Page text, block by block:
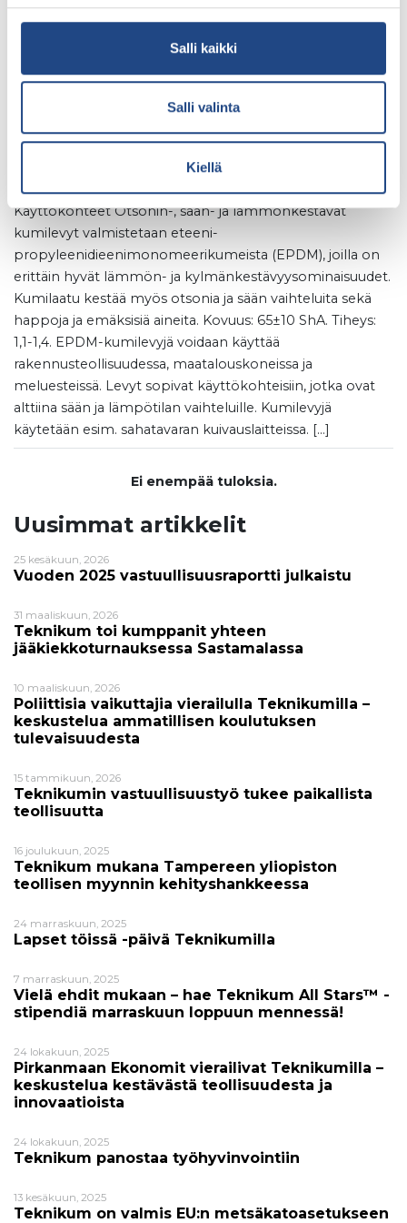
Salli kaikki
Salli valinta
Kiellä
type:Lämmönkestävä
Arkisto: Lämmönkestävä
5 tammikuun, 2022
Teknikum® Kumilevy EPDM
musta 65, lämmönkestävä
Käyttökohteet Otsonin-, sään- ja lämmönkestävät
kumilevyt valmistetaan eteeni-
propyleenidieenimonomeerikumeista (EPDM), joilla on
erittäin hyvät lämmön- ja kylmänkestävyysominaisuudet.
Kumilaatu kestää myös otsonia ja sään vaihteluita sekä
happoja ja emäksisiä aineita. Kovuus: 65±10 ShA. Tiheys:
1,1-1,4. EPDM-kumilevyjä voidaan käyttää
rakennusteollisuudessa, maatalouskoneissa ja
meluesteissä. Levyt sopivat käyttökohteisiin, jotka ovat
alttiina sään ja lämpötilan vaihteluille. Kumilevyjä
käytetään esim. sahatavaran kuivauslaitteissa. […]
Ei enempää tuloksia.
Uusimmat artikkelit
25 kesäkuun, 2026
Vuoden 2025 vastuullisuusraportti julkaistu
31 maaliskuun, 2026
Teknikum toi kumppanit yhteen
jääkiekkoturnauksessa Sastamalassa
10 maaliskuun, 2026
Poliittisia vaikuttajia vierailulla Teknikumilla –
keskustelua ammatillisen koulutuksen
tulevaisuudesta
15 tammikuun, 2026
Teknikumin vastuullisuustyö tukee paikallista
teollisuutta
16 joulukuun, 2025
Teknikum mukana Tampereen yliopiston
teollisen myynnin kehityshankkeessa
24 marraskuun, 2025
Lapset töissä -päivä Teknikumilla
7 marraskuun, 2025
Vielä ehdit mukaan – hae Teknikum All Stars™ -
stipendiä marraskuun loppuun mennessä!
24 lokakuun, 2025
Pirkanmaan Ekonomit vierailivat Teknikumilla –
keskustelua kestävästä teollisuudesta ja
innovaatioista
24 lokakuun, 2025
Teknikum panostaa työhyvinvointiin
13 kesäkuun, 2025
Teknikum on valmis EU:n metsäkatoasetukseen